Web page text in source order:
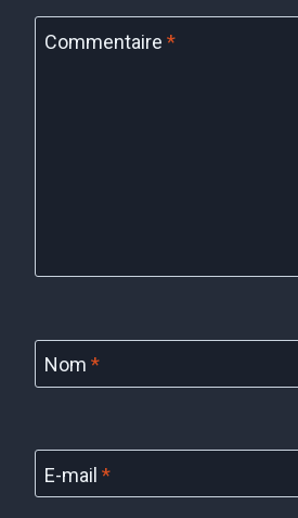
Commentaire *
Nom *
E-mail *